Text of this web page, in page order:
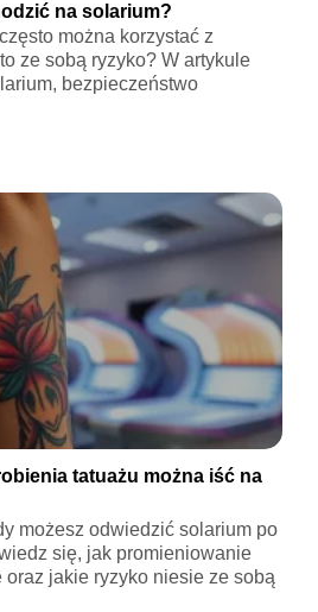
na solarium?
można korzystać z
ze sobą ryzyko? W artykule
bezpieczeństwo
tatuażu można iść na
możesz odwiedzić solarium po
się, jak promieniowanie
oraz jakie ryzyko niesie ze sobą